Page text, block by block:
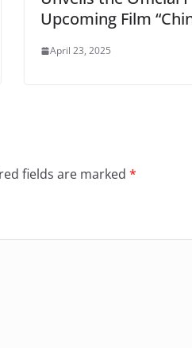
Upcoming Film
April 23, 2025
fields are marked *